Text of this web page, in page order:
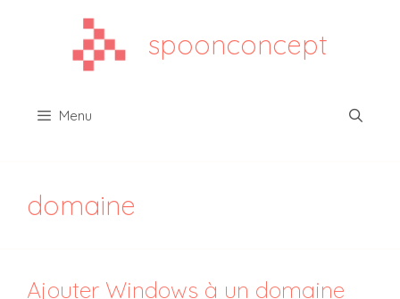
spoonconcept
Menu
domaine
Ajouter Windows à un domaine